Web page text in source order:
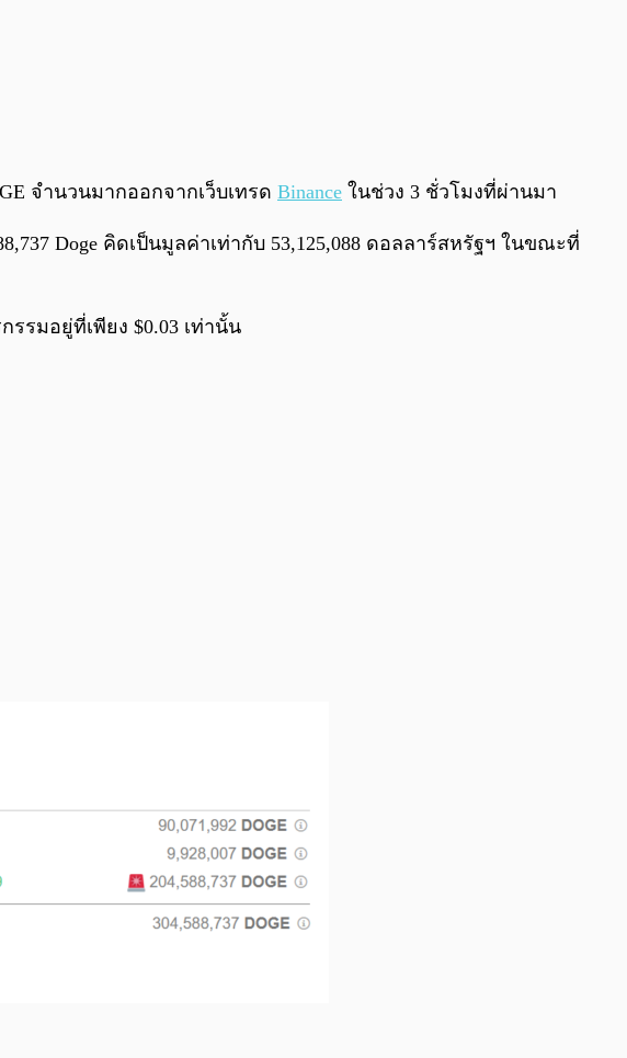
0:00 /
จำนวนมากออกจากเว็บเทรด Binance ในช่วง 3 ชั่วโมงที่ผ่านมา
Doge คิดเป็นมูลค่าเท่ากับ 53,125,088 ดอลลาร์สหรัฐฯ ในขณะที่
รมอยู่ที่เพียง $0.03 เท่านั้น